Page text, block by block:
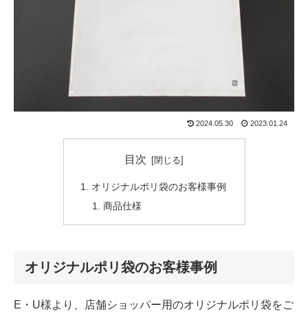
2024.05.30 2023.01.24
目次
オリジナルポリ袋のお客様事例
商品仕様
オリジナルポリ袋のお客様事例
E・U様より、店舗ショッパー用のオリジナルポリ袋をご